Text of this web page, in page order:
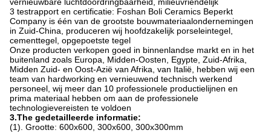
3 testrapport en certificatie: Foshan Boli Ceramics Beperkt
Company is één van de grootste bouwmateriaalondernemingen
in Zuid-China, produceren wij hoofdzakelijk porseleintegel,
cementtegel, opgepoetste tegel
Onze producten verkopen goed in binnenlandse markt en in het
buitenland zoals Europa, Midden-Oosten, Egypte, Zuid-Afrika,
Midden Zuid- en Oost-Azië van Afrika, van Italië, hebben wij een
team van hardworking en vernieuwend technisch werkend
personeel, wij meer dan 10 professionele productielijnen en
prima materiaal hebben om aan de professionele
technologievereisten te voldoen
3.The gedetailleerde informatie:
(1). Grootte: 600x600, 300x600, 300x300mm